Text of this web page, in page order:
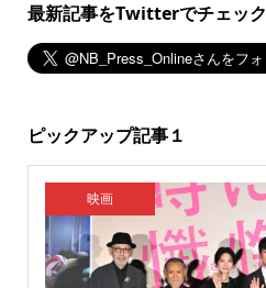
最新記事をTwitterでチェック
ピックアップ記事１
映画